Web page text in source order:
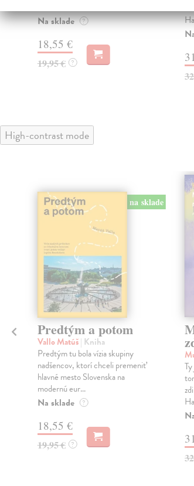
Na sklade ?
18,55 €
19,95 € ?
High-contrast mode
na sklade
Predtým a potom
Vallo Matúš| Kniha
Predtým tu bola vízia skupiny
nadšencov, ktorí chceli premeniť
hlavné mesto Slovenska na
modernú eur...
Na sklade ?
18,55 €
19,95 € ?